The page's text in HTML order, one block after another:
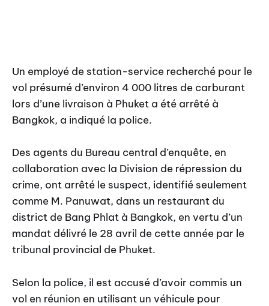
Un employé de station-service recherché pour le
vol présumé d’environ 4 000 litres de carburant
lors d’une livraison à Phuket a été arrêté à
Bangkok, a indiqué la police.
Des agents du Bureau central d’enquête, en
collaboration avec la Division de répression du
crime, ont arrêté le suspect, identifié seulement
comme M. Panuwat, dans un restaurant du
district de Bang Phlat à Bangkok, en vertu d’un
mandat délivré le 28 avril de cette année par le
tribunal provincial de Phuket.
Selon la police, il est accusé d’avoir commis un
vol en réunion en utilisant un véhicule pour